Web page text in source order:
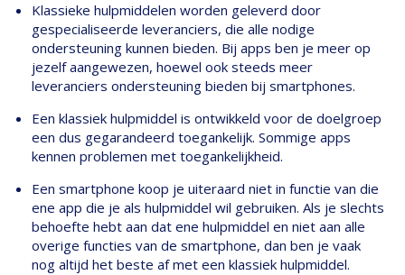
Klassieke hulpmiddelen worden geleverd door
gespecialiseerde leveranciers, die alle nodige
ondersteuning kunnen bieden. Bij apps ben je meer op
jezelf aangewezen, hoewel ook steeds meer
leveranciers ondersteuning bieden bij smartphones.
Een klassiek hulpmiddel is ontwikkeld voor de doelgroep
een dus gegarandeerd toegankelijk. Sommige apps
kennen problemen met toegankelijkheid.
Een smartphone koop je uiteraard niet in functie van die
ene app die je als hulpmiddel wil gebruiken. Als je slechts
behoefte hebt aan dat ene hulpmiddel en niet aan alle
overige functies van de smartphone, dan ben je vaak
nog altijd het beste af met een klassiek hulpmiddel.